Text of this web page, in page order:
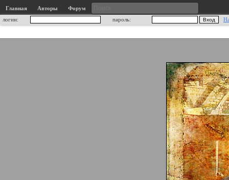
Главная Авторы
Форум
логин:
пароль: